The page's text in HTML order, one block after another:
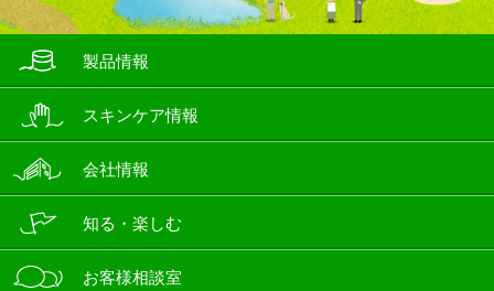
製品情報
スキンケア情報
会社情報
知る・楽しむ
お客様相談室